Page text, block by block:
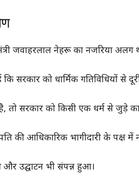
जवाहरलाल नेहरू का नजरिया अलग
सरकार को धार्मिक गतिविधियों से
सरकार को किसी एक धर्म से जुड़े
की आधिकारिक भागीदारी के पक्ष में
और उद्घाटन भी संपन्न हुआ।